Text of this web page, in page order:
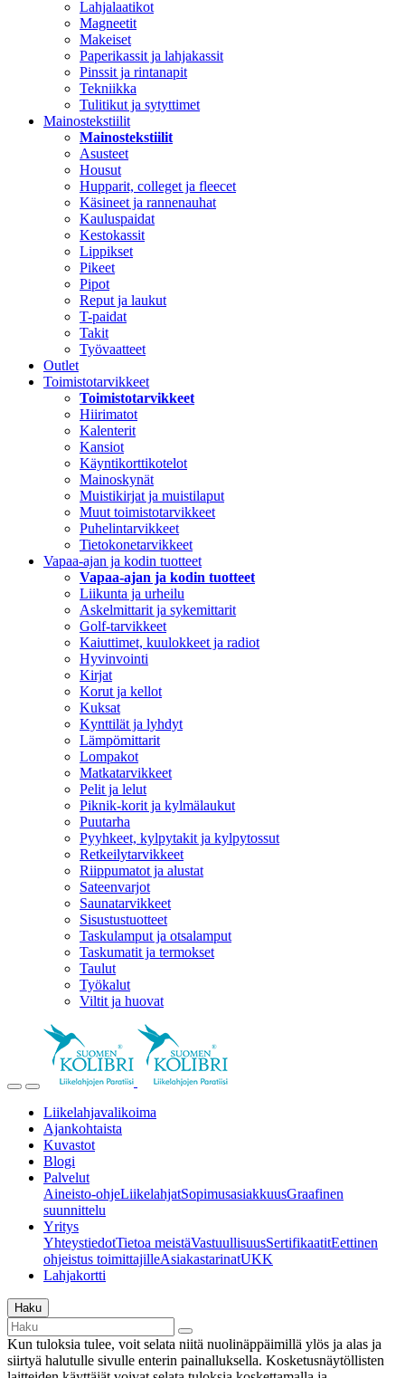
Lahjalaatikot
Magneetit
Makeiset
Paperikassit ja lahjakassit
Pinssit ja rintanapit
Tekniikka
Tulitikut ja sytyttimet
Mainostekstiilit
Mainostekstiilit
Asusteet
Housut
Hupparit, colleget ja fleecet
Käsineet ja rannenauhat
Kauluspaidat
Kestokassit
Lippikset
Pikeet
Pipot
Reput ja laukut
T-paidat
Takit
Työvaatteet
Outlet
Toimistotarvikkeet
Toimistotarvikkeet
Hiirimatot
Kalenterit
Kansiot
Käyntikorttikotelot
Mainoskynät
Muistikirjat ja muistilaput
Muut toimistotarvikkeet
Puhelintarvikkeet
Tietokonetarvikkeet
Vapaa-ajan ja kodin tuotteet
Vapaa-ajan ja kodin tuotteet
Liikunta ja urheilu
Askelmittarit ja sykemittarit
Golf-tarvikkeet
Kaiuttimet, kuulokkeet ja radiot
Hyvinvointi
Kirjat
Korut ja kellot
Kuksat
Kynttilät ja lyhdyt
Lämpömittarit
Lompakot
Matkatarvikkeet
Pelit ja lelut
Piknik-korit ja kylmälaukut
Puutarha
Pyyhkeet, kylpytakit ja kylpytossut
Retkeilytarvikkeet
Riippumatot ja alustat
Sateenvarjot
Saunatarvikkeet
Sisustustuotteet
Taskulamput ja otsalamput
Taskumatit ja termokset
Taulut
Työkalut
Viltit ja huovat
Liikelahjavalikoima
Ajankohtaista
Kuvastot
Blogi
Palvelut
Aineisto-ohjeLiikelahjatSopimusasiakkuusGraafinen
suunnittelu
Yritys
YhteystiedotTietoa meistäVastuullisuusSertifikaatitEettinen
ohjeistus toimittajilleAsiakastarinatUKK
Lahjakortti
Haku
Kun tuloksia tulee, voit selata niitä nuolinäppäimillä ylös ja alas ja
siirtyä halutulle sivulle enterin painalluksella. Kosketusnäytöllisten